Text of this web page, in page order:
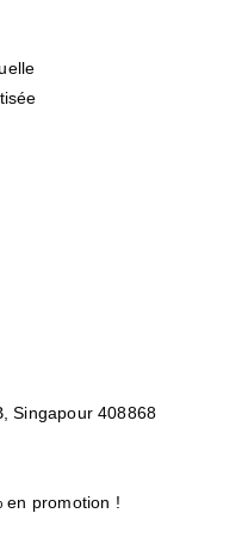
Singapour 408868
en promotion !